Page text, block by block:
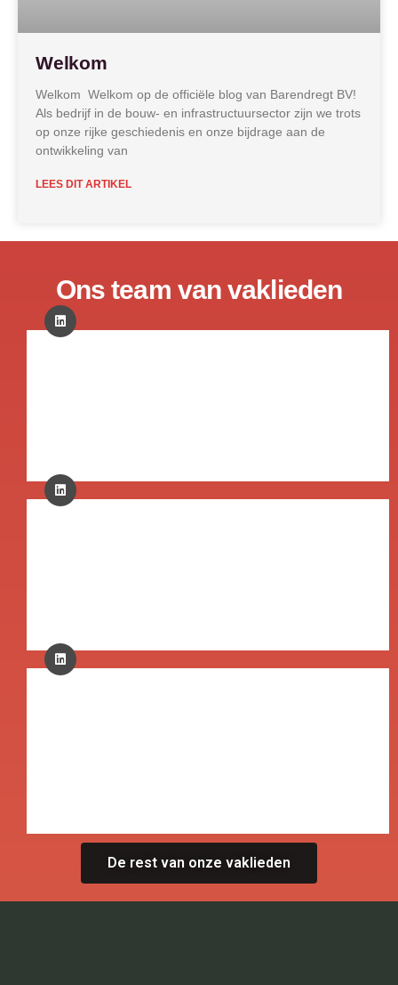
Welkom
Welkom Welkom op de officiële blog van Barendregt BV!
Als bedrijf in de bouw- en infrastructuursector zijn we trots
op onze rijke geschiedenis en onze bijdrage aan de
ontwikkeling van
LEES DIT ARTIKEL
Ons team van vaklieden
De rest van onze vaklieden